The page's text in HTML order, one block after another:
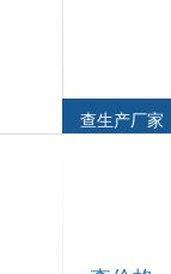
查生产厂家